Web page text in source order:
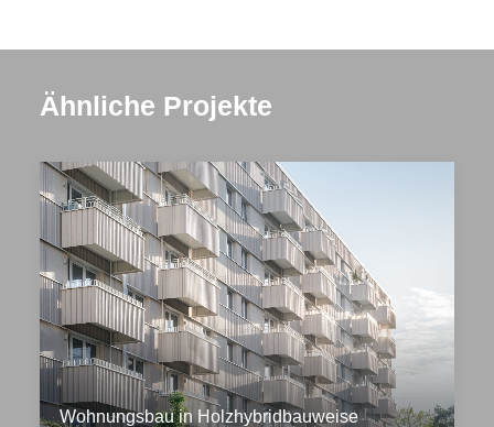
Ähnliche Projekte
Wohnungsbau in Holzhybridbauweise